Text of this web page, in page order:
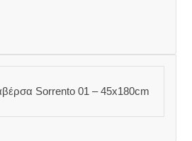
Sorrento 01 – 45x180cm